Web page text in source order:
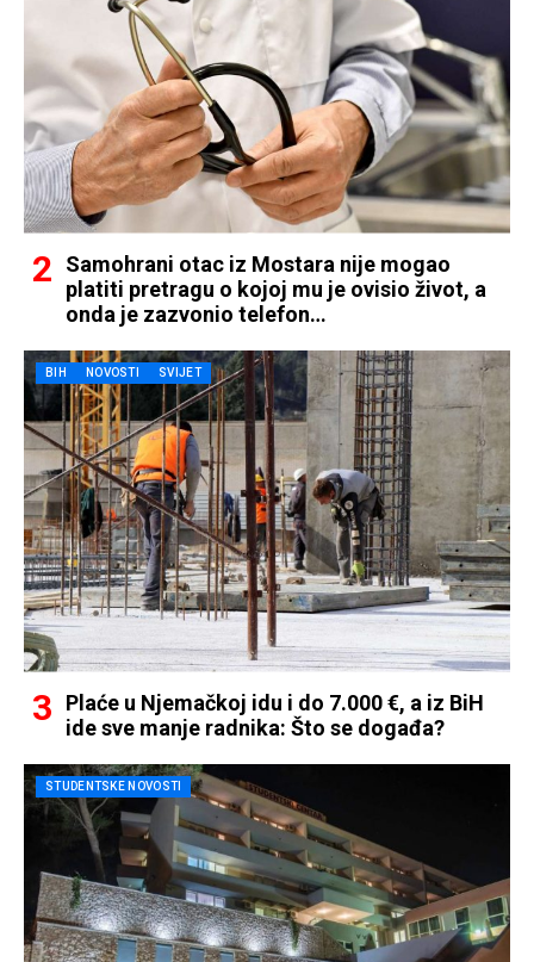
Samohrani otac iz Mostara nije mogao
platiti pretragu o kojoj mu je ovisio život, a
onda je zazvonio telefon…
BIH NOVOSTI SVIJET
Plaće u Njemačkoj idu i do 7.000 €, a iz BiH
ide sve manje radnika: Što se događa?
STUDENTSKE NOVOSTI